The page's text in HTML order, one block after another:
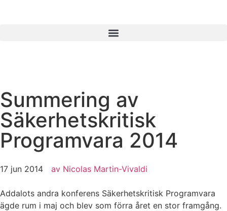
Summering av
Säkerhetskritisk
Programvara 2014
17 jun 2014 av Nicolas Martin-Vivaldi
Addalots andra konferens Säkerhetskritisk Programvara
ägde rum i maj och blev som förra året en stor framgång.